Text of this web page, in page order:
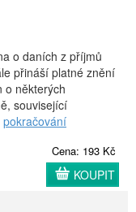
o daních z příjmů
přináší platné znění
o některých
související
pokračování
Cena: 193 Kč
KOUPIT